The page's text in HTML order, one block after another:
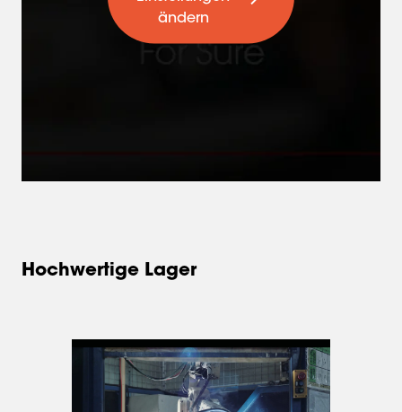
ändern
Hochwertige Lager